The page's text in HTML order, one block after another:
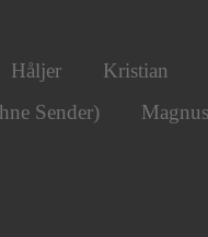
Håljer Kristian
Sender) Magnus